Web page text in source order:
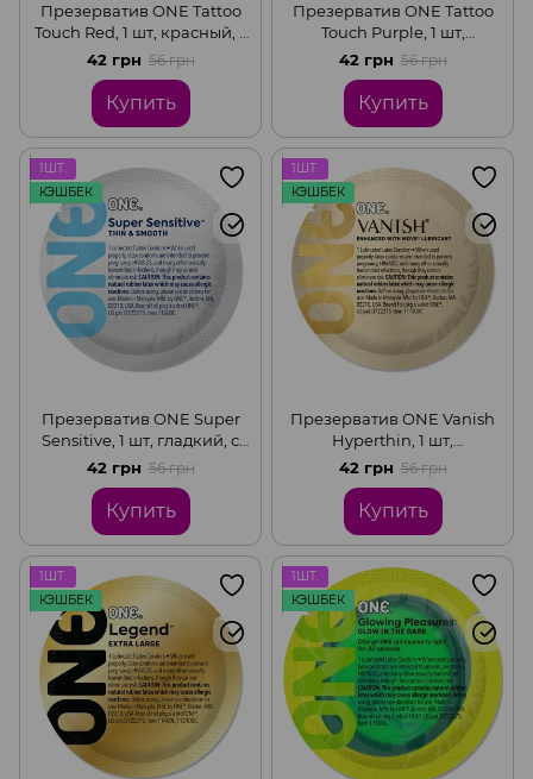
Презерватив ONE Tattoo
Touch Red, 1 шт, красный, с
рельефом в виде
татуировки
42 грн 56 грн
Купить
Презерватив ONE Tattoo
Touch Purple, 1 шт,
фиолетовый с рельефом в
виде татуировки
42 грн 56 грн
Купить
1ШТ.
КЭШБЕК
Презерватив ONE Super
Sensitive, 1 шт, гладкий, с
дополнительной смазкой
42 грн 56 грн
Купить
1ШТ.
КЭШБЕК
Презерватив ONE Vanish
Hyperthin, 1 шт,
ультратонкий, со смазкой
42 грн 56 грн
Купить
1ШТ.
КЭШБЕК
1ШТ.
КЭШБЕК